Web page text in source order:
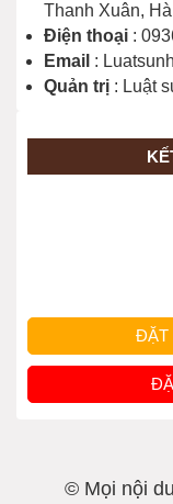
tập
7-
Thanh Xuân,
Điện thoại :
Email :
Quản trị : Luật
ĐẶT
© Mọi nội